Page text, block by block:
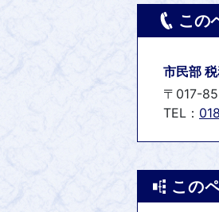
この
市民部
〒017-
TEL：
この